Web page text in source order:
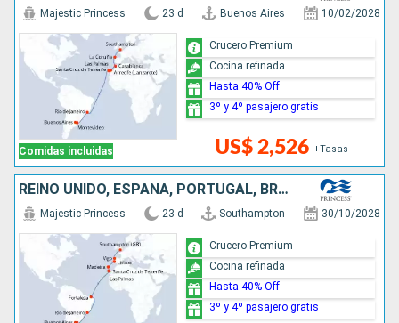
Comidas incluidas
Majestic Princess 23 d Buenos Aires 10/02/2028
US$ 2,526 +Tasas
Crucero Premium
Cocina refinada
Hasta 40% Off
3º y 4º pasajero gratis
REINO UNIDO, ESPAÑA, PORTUGAL, BRASIL, URUGUAY, ARGENTINA
Majestic Princess 23 d Southampton 30/10/2028
Crucero Premium
Cocina refinada
Hasta 40% Off
3º y 4º pasajero gratis